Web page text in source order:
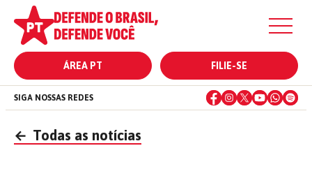
ÁREA PT FILIE-SE
SIGA NOSSAS REDES
← Todas as notícias